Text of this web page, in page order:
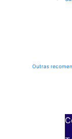
Outras